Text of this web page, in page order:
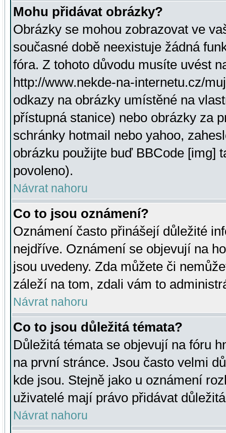
Mohu přidávat obrázky?
Obrázky se mohou zobrazovat ve
současné době neexistuje žádná
fóra. Z tohoto důvodu musíte uvést
http://www.nekde-na-internetu.cz/
odkazy na obrázky umístěné na
přístupná stanice) nebo obrázky za
schránky hotmail nebo yahoo,
obrázku použijte buď BBCode [img]
povoleno).
Návrat nahoru
Co to jsou oznámení?
Oznámení často přinášejí důležité
nejdříve. Oznámení se objevují na
jsou uvedeny. Zda můžete či
záleží na tom, zdali vám to
Návrat nahoru
Co to jsou důležitá témata?
Důležitá témata se objevují na fóru
na první stránce. Jsou často velmi
kde jsou. Stejně jako u oznámení
uživatelé mají právo přidávat
Návrat nahoru